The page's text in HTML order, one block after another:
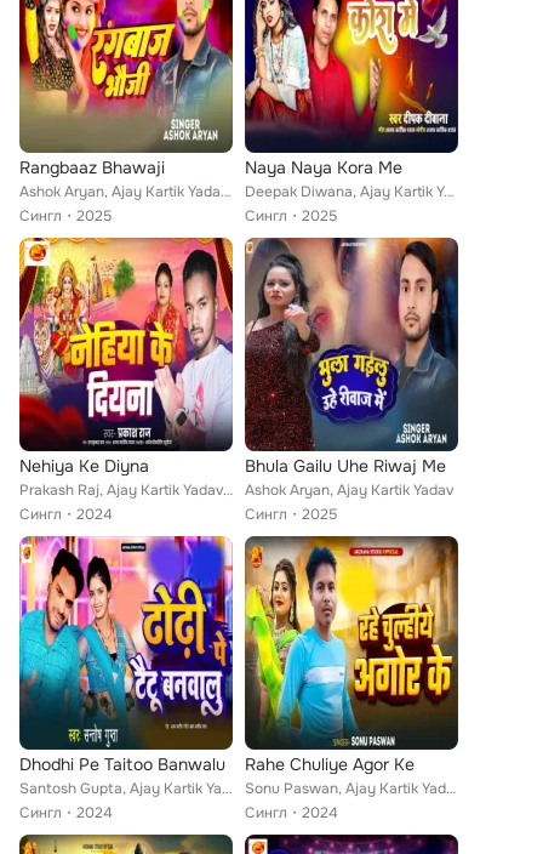
Rangbaaz Bhawaji
Ashok Aryan, Ajay Kartik Yadav, Pawan Raja
Сингл
2025
Naya Naya Kora Me
Deepak Diwana, Ajay Kartik Yadav
Сингл
2025
Nehiya Ke Diyna
Prakash Raj, Ajay Kartik Yadav, Rajkumar Raj
Сингл
2024
Bhula Gailu Uhe Riwaj Me
Ashok Aryan, Ajay Kartik Yadav
Сингл
2025
Dhodhi Pe Taitoo Banwalu
Santosh Gupta, Ajay Kartik Yadav, Ajay Kartik
Сингл
2024
Rahe Chuliye Agor Ke
Sonu Paswan, Ajay Kartik Yadav, Aditya Sunil Singh
Сингл
2024